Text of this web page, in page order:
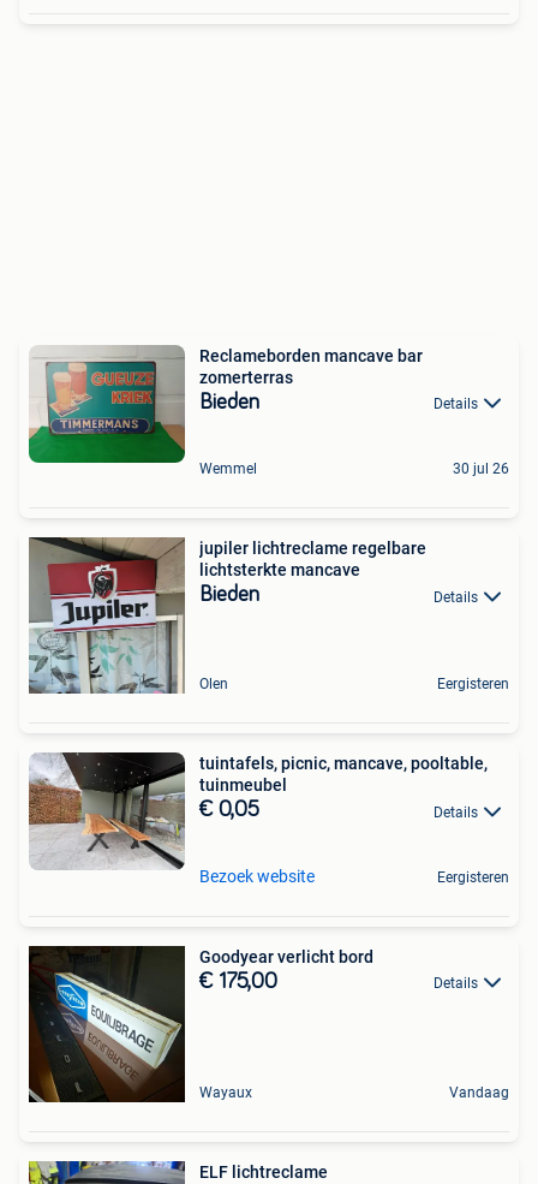
Reclameborden mancave bar
zomerterras
Bieden Details
Wemmel 30 jul 26
jupiler lichtreclame regelbare
lichtsterkte mancave
Bieden Details
Olen Eergisteren
tuintafels, picnic, mancave, pooltable,
tuinmeubel
€ 0,05 Details
Bezoek website Eergisteren
Goodyear verlicht bord
€ 175,00 Details
Wayaux Vandaag
ELF lichtreclame